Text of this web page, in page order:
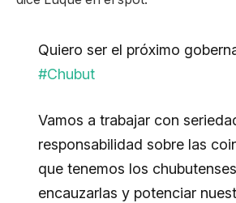
Quiero ser el próximo
#Chubut
Vamos a trabajar con
responsabilidad sobre las
que tenemos los
encauzarlas y potenciar